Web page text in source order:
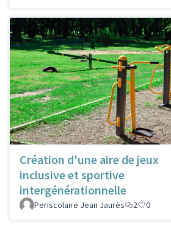
Création d'une aire de jeux
inclusive et sportive
intergénérationnelle
Periscolaire Jean Jaurès 2 0